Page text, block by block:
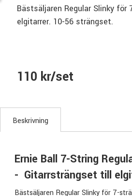
Bästsäljaren Regular Slinky för
elgitarrer. 10-56 strängset.
110 kr/set
Beskrivning
Ernie Ball 7-String
- Gitarrsträngset till
Bästsäljaren Regular Slinky för 7-